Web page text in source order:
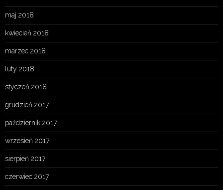
maj 2018
kwiecień 2018
marzec 2018
luty 2018
styczeń 2018
grudzień 2017
październik 2017
wrzesień 2017
sierpień 2017
czerwiec 2017